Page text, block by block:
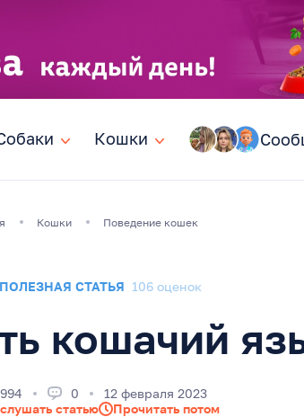
Кошки
Кошки
Кошки Поведение кошек
ПОЛЕЗНАЯ СТАТЬЯ 106 оценок
кошачий
0
12 февраля 2023
статью
Прочитать потом